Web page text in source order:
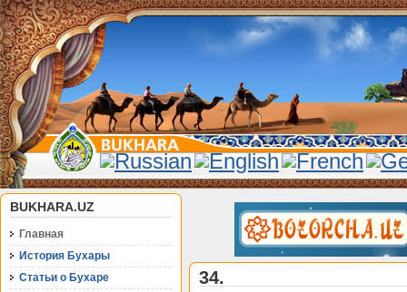
BUKHARA.UZ
Главная
История Бухары
Статьи о Бухаре
34.